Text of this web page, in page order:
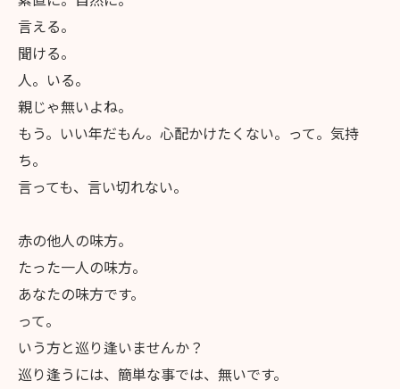
言える。
聞ける。
人。いる。
親じゃ無いよね。
もう。いい年だもん。心配かけたくない。って。気持
ち。
言っても、言い切れない。
赤の他人の味方。
たった一人の味方。
あなたの味方です。
って。
いう方と巡り逢いませんか？
巡り逢うには、簡単な事では、無いです。